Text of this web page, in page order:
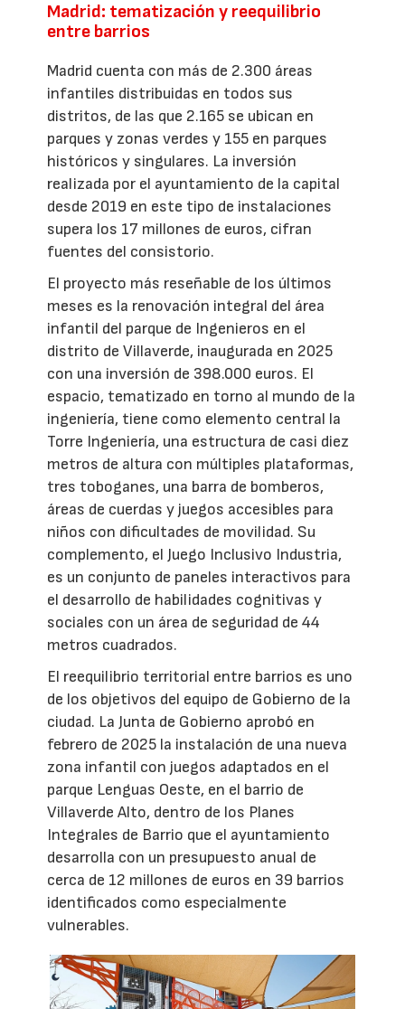
Madrid: tematización y reequilibrio
entre barrios
Madrid cuenta con más de 2.300 áreas
infantiles distribuidas en todos sus
distritos, de las que 2.165 se ubican en
parques y zonas verdes y 155 en parques
históricos y singulares. La inversión
realizada por el ayuntamiento de la capital
desde 2019 en este tipo de instalaciones
supera los 17 millones de euros, cifran
fuentes del consistorio.
El proyecto más reseñable de los últimos
meses es la renovación integral del área
infantil del parque de Ingenieros en el
distrito de Villaverde, inaugurada en 2025
con una inversión de 398.000 euros. El
espacio, tematizado en torno al mundo de la
ingeniería, tiene como elemento central la
Torre Ingeniería, una estructura de casi diez
metros de altura con múltiples plataformas,
tres toboganes, una barra de bomberos,
áreas de cuerdas y juegos accesibles para
niños con dificultades de movilidad. Su
complemento, el Juego Inclusivo Industria,
es un conjunto de paneles interactivos para
el desarrollo de habilidades cognitivas y
sociales con un área de seguridad de 44
metros cuadrados.
El reequilibrio territorial entre barrios es uno
de los objetivos del equipo de Gobierno de la
ciudad. La Junta de Gobierno aprobó en
febrero de 2025 la instalación de una nueva
zona infantil con juegos adaptados en el
parque Lenguas Oeste, en el barrio de
Villaverde Alto, dentro de los Planes
Integrales de Barrio que el ayuntamiento
desarrolla con un presupuesto anual de
cerca de 12 millones de euros en 39 barrios
identificados como especialmente
vulnerables.